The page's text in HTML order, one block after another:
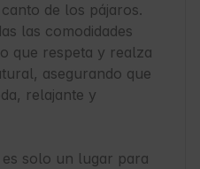
de los pájaros.
las comodidades
que respeta y realza
asegurando que
relajante y
solo un lugar para